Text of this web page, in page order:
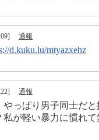
通報
d.kuku.lu/mtyazxehz
通報
っぱり男子同士だ
が軽い暴力に慣れ